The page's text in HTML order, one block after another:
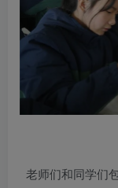
老师们和同学们